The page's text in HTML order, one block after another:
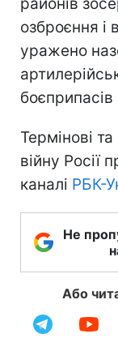
озброєння і
уражено
боєприпасів
Термінові
війну Росії
каналі РБК-
Не
Або